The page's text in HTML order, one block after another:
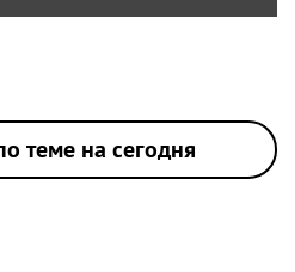
теме на сегодня